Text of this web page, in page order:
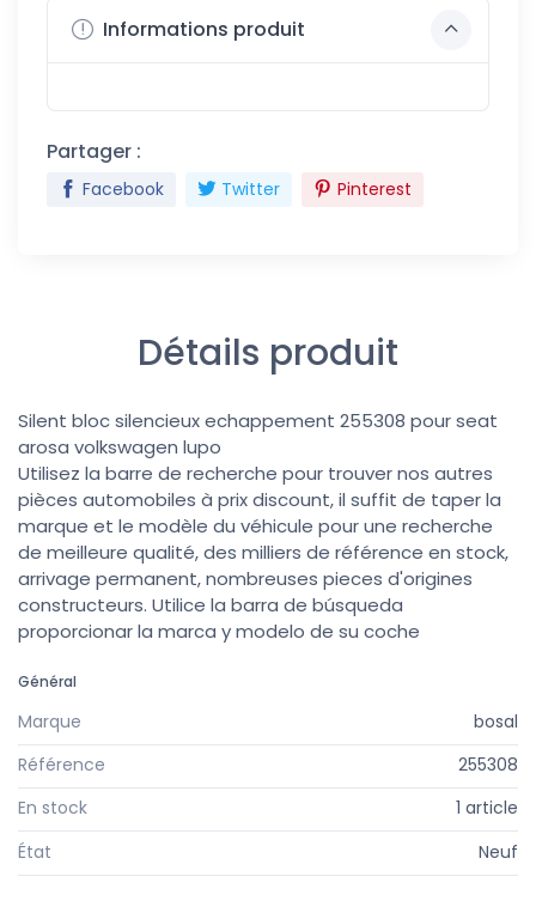
Informations produit
Partager :
Facebook Twitter Pinterest
Détails produit
Silent bloc silencieux echappement 255308 pour seat
arosa volkswagen lupo
Utilisez la barre de recherche pour trouver nos autres
pièces automobiles à prix discount, il suffit de taper la
marque et le modèle du véhicule pour une recherche
de meilleure qualité, des milliers de référence en stock,
arrivage permanent, nombreuses pieces d'origines
constructeurs. Utilice la barra de búsqueda
proporcionar la marca y modelo de su coche
Général
Marque
bosal
Référence
255308
En stock
1 article
État
Neuf